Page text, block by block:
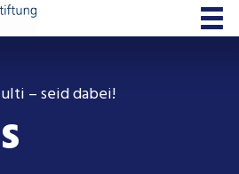
– seid dabei!